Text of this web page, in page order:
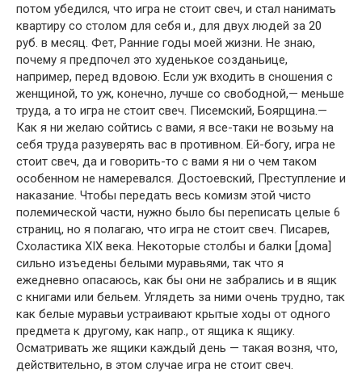
потом убедился, что игра не стоит свеч, и стал нанимать
квартиру со столом для себя и., для двух людей за 20
руб. в месяц. Фет, Ранние годы моей жизни. Не знаю,
почему я предпочел это худенькое созданьице,
например, перед вдовою. Если уж входить в сношения с
женщиной, то уж, конечно, лучше со свободной,— меньше
труда, а то игра не стоит свеч. Писемский, Боярщина.—
Как я ни желаю сойтись с вами, я все-таки не возьму на
себя труда разуверять вас в противном. Ей-богу, игра не
стоит свеч, да и говорить-то с вами я ни о чем таком
особенном не намеревался. Достоевский, Преступление и
наказание. Чтобы передать весь комизм этой чисто
полемической части, нужно было бы переписать целые 6
страниц, но я полагаю, что игра не стоит свеч. Писарев,
Схоластика XIX века. Некоторые столбы и балки [дома]
сильно изъедены белыми муравьями, так что я
ежедневно опасаюсь, как бы они не забрались и в ящик
с книгами или бельем. Углядеть за ними очень трудно, так
как белые муравьи устраивают крытые ходы от одного
предмета к другому, как напр., от ящика к ящику.
Осматривать же ящики каждый день — такая возня, что,
действительно, в этом случае игра не стоит свеч.